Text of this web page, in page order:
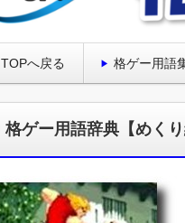
TOPへ戻る 格ゲー用語
格ゲー用語辞典【めくり